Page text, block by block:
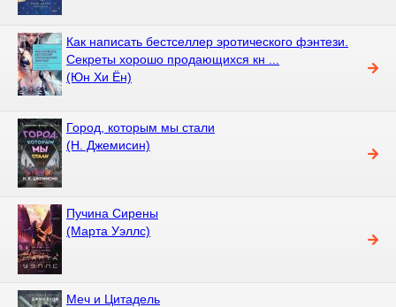
Как написать бестселлер эротического фэнтези.
Секреты хорошо продающихся кн ...
(Юн Хи Ён)
Город, которым мы стали
(Н. Джемисин)
Пучина Сирены
(Марта Уэллс)
Меч и Цитадель